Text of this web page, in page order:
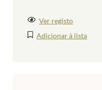
Ver registo
Adicionar à lista